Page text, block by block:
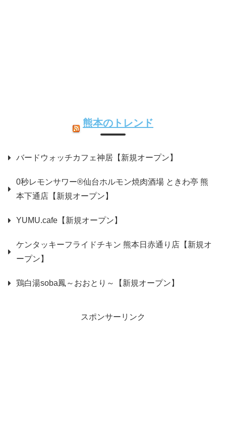
熊本のトレンド
バードウォッチカフェ神居【新規オープン】
0秒レモンサワー®仙台ホルモン焼肉酒場 ときわ亭 熊
本下通店【新規オープン】
YUMU.cafe【新規オープン】
ケンタッキーフライドチキン 熊本日赤通り店【新規オ
ープン】
鶏白湯soba鳳～おおとり～【新規オープン】
スポンサーリンク